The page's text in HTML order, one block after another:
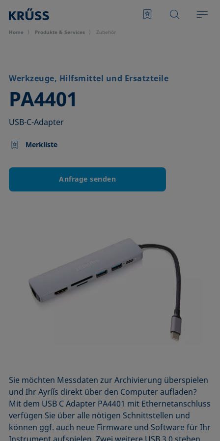
Home Produkte & Services Zubehör
Werkzeuge, Hilfsmittel und Ersatzteile
PA4401
–
USB-C-Adapter
Merkliste
Anfrage senden
Sie möchten Messdaten zur Archivierung überspielen
und Ihr Ayríís direkt über den Computer aufladen?
Mit dem USB C Adapter PA4401 mit Ethernetanschluss
verfügen Sie über alle nötigen Schnittstellen und
können ggf. auch neue Firmware und Software für Ihr